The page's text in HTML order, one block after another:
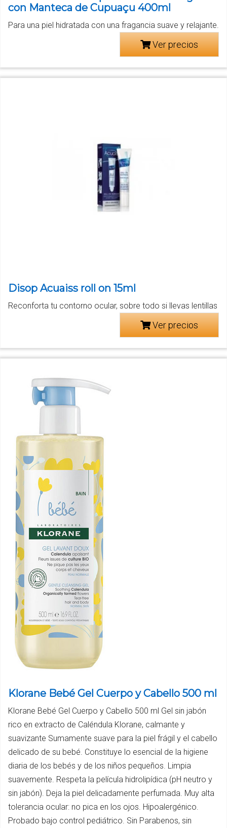
con Manteca de Cupuaçu 400ml
Para una piel hidratada con una fragancia suave y relajante.
Ver precios
Disop Acuaiss roll on 15ml
Reconforta tu contorno ocular, sobre todo si llevas lentillas
Ver precios
Klorane Bebé Gel Cuerpo y Cabello 500 ml
Klorane Bebé Gel Cuerpo y Cabello 500 ml Gel sin jabón
rico en extracto de Caléndula Klorane, calmante y
suavizante Sumamente suave para la piel frágil y el cabello
delicado de su bebé. Constituye lo esencial de la higiene
diaria de los bebés y de los niños pequeños. Limpia
suavemente. Respeta la película hidrolipídica (pH neutro y
sin jabón). Deja la piel delicadamente perfumada. Muy alta
tolerancia ocular: no pica en los ojos. Hipoalergénico.
Probado bajo control pediátrico. Sin Parabenos, sin